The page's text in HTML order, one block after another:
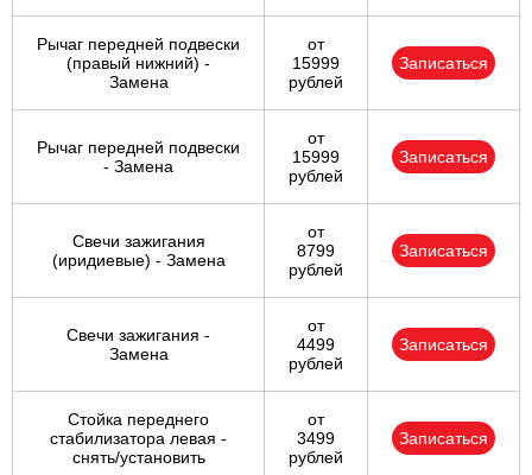
Рычаг передней подвески
(правый нижний) -
Замена
от
15999
рублей
Записаться
Рычаг передней подвески
- Замена
от
15999
рублей
Записаться
Свечи зажигания
(иридиевые) - Замена
от
8799
рублей
Записаться
Свечи зажигания -
Замена
от
4499
рублей
Записаться
Стойка переднего
стабилизатора левая -
снять/установить
от
3499
рублей
Записаться